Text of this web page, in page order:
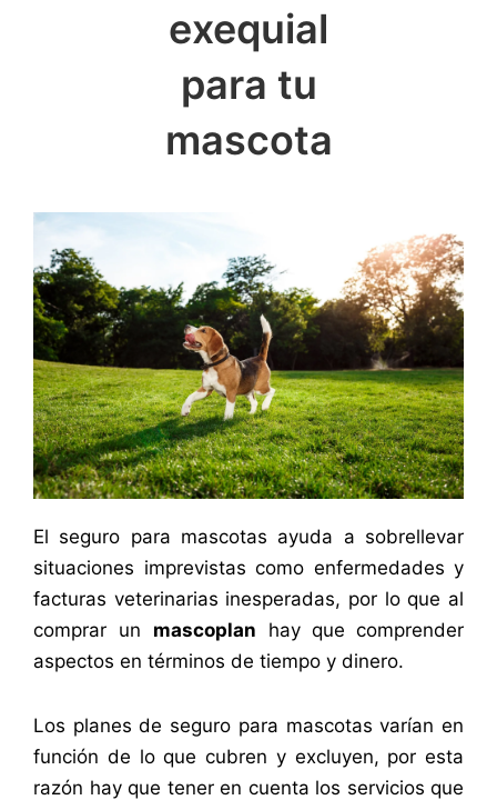
exequial
para tu
mascota
El seguro para mascotas ayuda a sobrellevar
situaciones imprevistas como enfermedades y
facturas veterinarias inesperadas, por lo que al
comprar un mascoplan hay que comprender
aspectos en términos de tiempo y dinero.
Los planes de seguro para mascotas varían en
función de lo que cubren y excluyen, por esta
razón hay que tener en cuenta los servicios que